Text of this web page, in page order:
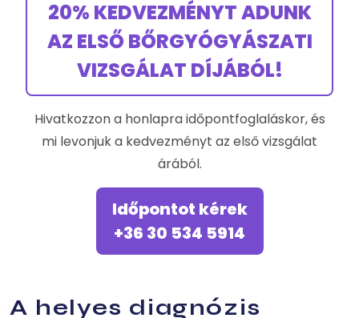
20% KEDVEZMÉNYT ADUNK
AZ ELSŐ BŐRGYÓGYÁSZATI
VIZSGÁLAT DÍJÁBÓL!
Hivatkozzon a honlapra időpontfoglaláskor, és
mi levonjuk a kedvezményt az első vizsgálat
árából.
Időpontot kérek
+36 30 534 5914
A helyes diagnózis